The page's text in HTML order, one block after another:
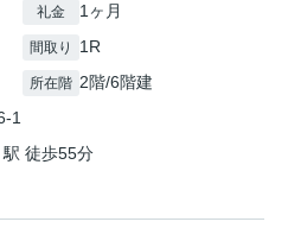
礼金 1ヶ月
間取り 1R
所在階 2階/6階建
1
駅 徒歩55分